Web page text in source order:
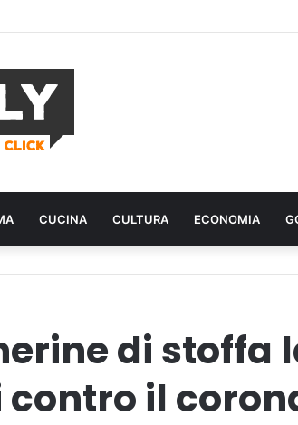
CUCINA CULTURA ECONOMIA
di stoffa
il